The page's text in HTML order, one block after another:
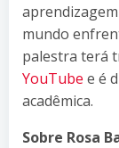
mundo
palestra terá
YouTube e é
acadêmica.
Sobre Rosa